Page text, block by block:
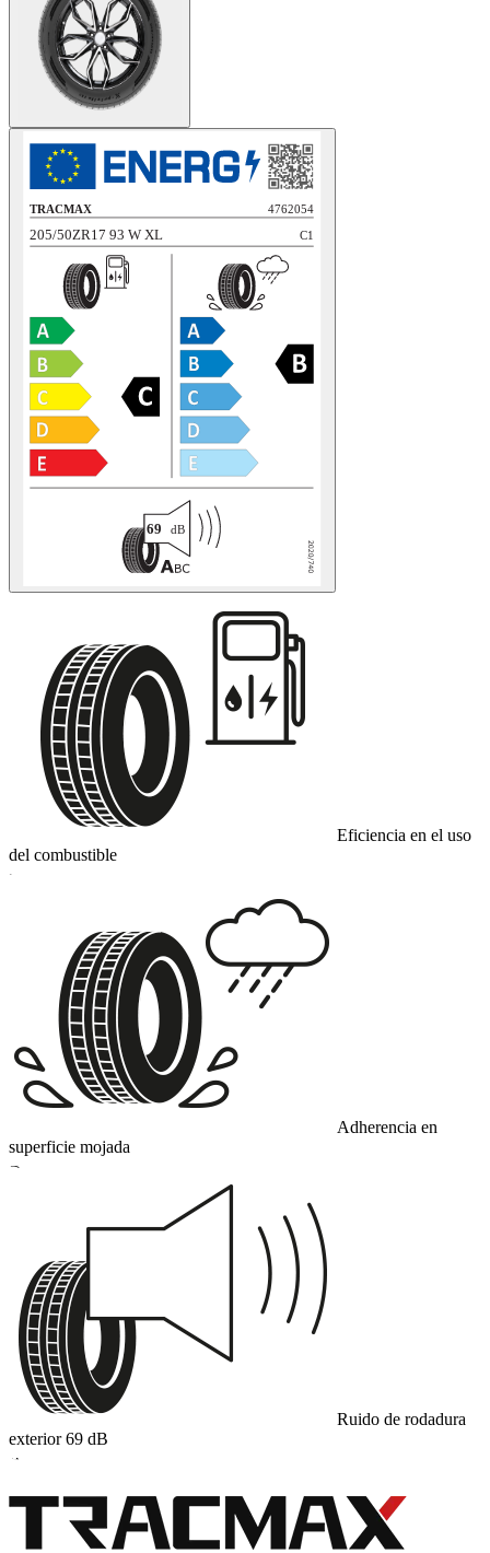
Eficiencia en el uso
del combustible
C
Adherencia en
superficie mojada
B
Ruido de rodadura
exterior 69 dB
A